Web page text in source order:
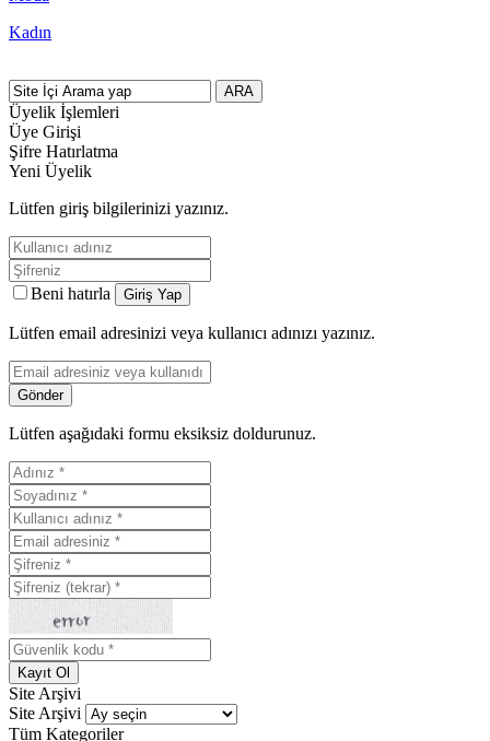
Kadın
Üyelik İşlemleri
Üye Girişi
Şifre Hatırlatma
Yeni Üyelik
Lütfen giriş bilgilerinizi yazınız.
Beni hatırla
Lütfen email adresinizi veya kullanıcı adınızı yazınız.
Lütfen aşağıdaki formu eksiksiz doldurunuz.
Site Arşivi
Site Arşivi
Tüm Kategoriler